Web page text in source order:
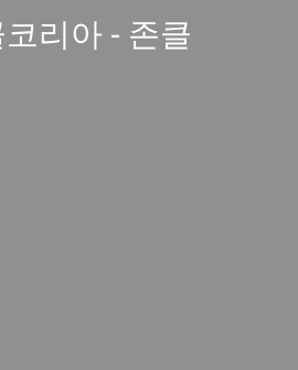
리아 - 존클